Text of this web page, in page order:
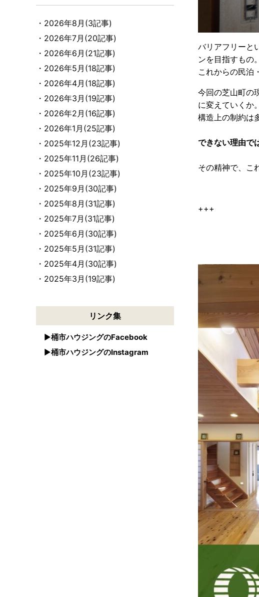
バリアフリーと
ンを目指すもの
これからの民泊
今回の芝山町の
に変えていくか。
構造上の制約は
できない理由で
その精神で、こ
+++
・2026年8月(3記事)
・2026年7月(20記事)
・2026年6月(21記事)
・2026年5月(18記事)
・2026年4月(18記事)
・2026年3月(19記事)
・2026年2月(16記事)
・2026年1月(25記事)
・2025年12月(23記事)
・2025年11月(26記事)
・2025年10月(23記事)
・2025年9月(30記事)
・2025年8月(31記事)
・2025年7月(31記事)
・2025年6月(30記事)
・2025年5月(31記事)
・2025年4月(30記事)
・2025年3月(19記事)
リンク集
桶市ハウジングのFacebook
桶市ハウジングのInstagram